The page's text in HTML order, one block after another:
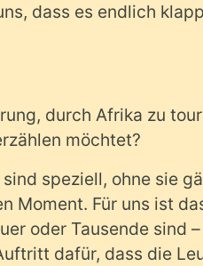
dass es endlich
durch Afrika zu
möchtet?
speziell, ohne sie
Moment. Für uns ist
oder Tausende sind
dafür, dass die